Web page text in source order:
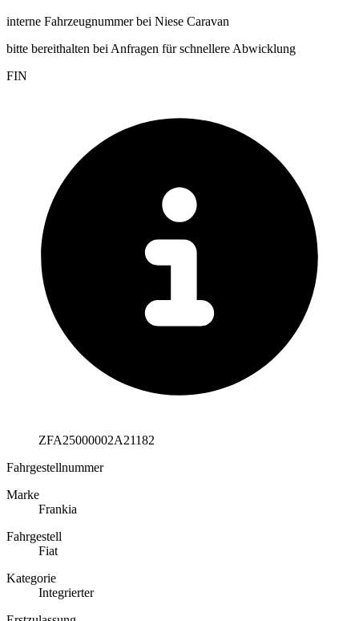
interne Fahrzeugnummer bei Niese Caravan
bitte bereithalten bei Anfragen für schnellere Abwicklung
FIN
ZFA25000002A21182
Fahrgestellnummer
Marke
Frankia
Fahrgestell
Fiat
Kategorie
Integrierter